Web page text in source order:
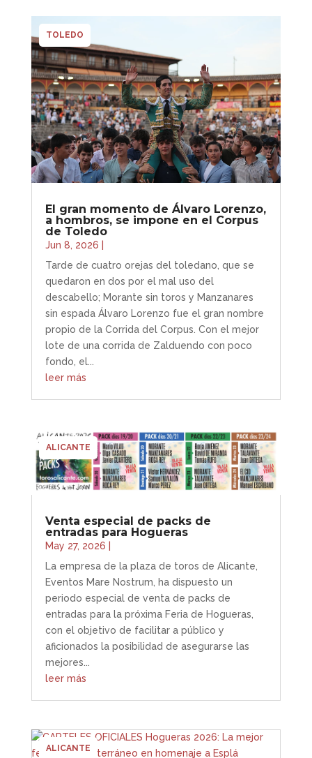
El gran momento de Álvaro Lorenzo,
a hombros, se impone en el Corpus
de Toledo
Jun 8, 2026
TOLEDO
Tarde de cuatro orejas del toledano, que se
quedaron en dos por el mal uso del
descabello; Morante sin toros y Manzanares
sin espada Álvaro Lorenzo fue el gran nombre
propio de la Corrida del Corpus. Con el mejor
lote de una corrida de Zalduendo con poco
fondo, el...
leer más
Venta especial de packs de
entradas para Hogueras
May 27, 2026
ALICANTE
La empresa de la plaza de toros de Alicante,
Eventos Mare Nostrum, ha dispuesto un
periodo especial de venta de packs de
entradas para la próxima Feria de Hogueras,
con el objetivo de facilitar a público y
aficionados la posibilidad de asegurarse las
mejores...
leer más
ALICANTE